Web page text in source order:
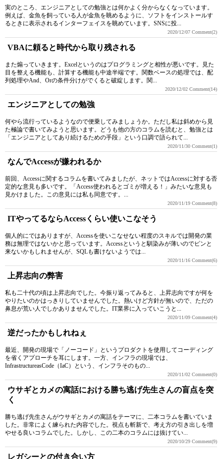
実のところ、エンジニアとしての勉強とは何かよく分からなくなっています。
例えば、金魚を飼っている人が金魚を眺めるように、ソフトをインストールす
るときに表示されるインターフェイスを眺めています。SNSに投...
2020/12/07 Comment(2)
VBAに頼ると時代から取り残される
また煽っていきます。Excelというのはプログラミングと相性が悪いです。見た
目を整える機能も、計算する機能も中途半端です。関数ベースの処理では、配
列処理やAnd、Orの条件分けがでくると破綻します。関...
2020/12/02 Comment(14)
エンジニアとしての勉強
何やら流行っているようなので便乗してみましょうか。ただし私は斜めから見
た極論で書いてみようと思います。どうも他の方のコラムを読むと、勉強とは
「エンジニアとしてあり続けるための手段」という口調で語られて...
2020/11/30 Comment(1)
なんでAccessが嫌われるか
前回、Accessに関するコラムを書いてみましたが、ネットではAccessに対する否
定的な意見も多いです。「Access使われるとゴミが増える！」みたいな意見も
見かけました。この意見には私も同意です。...
2020/11/19 Comment(8)
ITやってるならAccessくらい使いこなそう
個人的にではありますが、Accessを使いこなせない程度のスキルでは開発の業
務は無理ではないかと思っています。Accessというと馴染みが薄いのでピンと
来ないかもしれませんが、SQLも書けないようでは...
2020/11/16 Comment(6)
上昇志向の弊害
私も二十代の頃は上昇志向でした。今振り返ってみると、上昇志向ですが何を
やりたいのかはっきりしていませんでした。熱いけど方針が無いので、ただの
鼻息が荒い人でしかありませんでした。IT業界に入っていこうと...
2020/11/09 Comment(4)
逆だったかもしれねぇ
最近、開発の現場で「ノーコード」というプロダクトを使用してコーディング
を省くアプローチを耳にします。一方、インフラの現場では、
InfrastructureasCode（IaC）という、インフラそのもの...
2020/11/02 Comment(0)
ウサギとカメの寓話における勝ち逃げ先生さんの盲点を突
く
勝ち逃げ先生さんがウサギとカメの寓話をテーマに、二本コラムを書いていま
した。非常によく練られた内容でした。視点も斬新で、考え方の引き出しを増
やせる良いコラムでした。しかし、この二本のコラムには抜けてい...
2020/10/29 Comment(9)
レガシーとの付き合い方